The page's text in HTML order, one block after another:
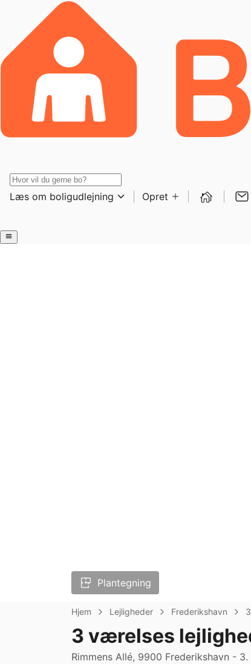
Læs om boligudlejning Opret
Plantegning
Hjem Lejligheder Frederikshavn
3 værelses
Rimmens Allé, 9900 Frederikshavn - 3.